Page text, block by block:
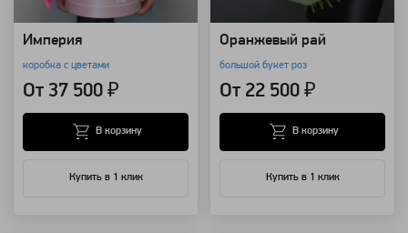
Империя
коробка с цветами
От 37 500 ₽
Купить в 1 клик
В корзину
Оранжевый рай
большой букет роз
От 22 500 ₽
Купить в 1 клик
В корзину